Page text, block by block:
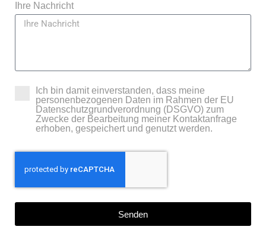
Ihre Nachricht
Ich bin damit einverstanden, dass meine
personenbezogenen Daten im Rahmen der EU
Datenschutzgrundverordnung (DSGVO) zum
Zwecke der Bearbeitung meiner Kontaktanfrage
erhoben, gespeichert und genutzt werden.
Senden